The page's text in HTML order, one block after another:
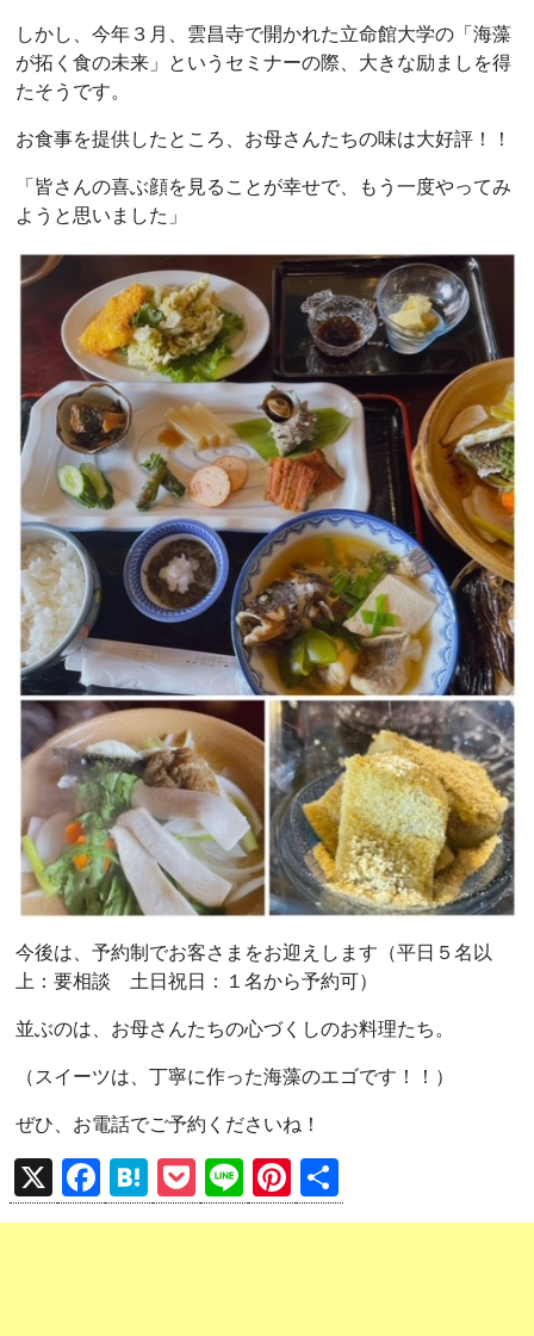
しかし、今年３月、雲昌寺で開かれた立命館大学の「海藻
が拓く食の未来」というセミナーの際、大きな励ましを得
たそうです。
お食事を提供したところ、お母さんたちの味は大好評！！
「皆さんの喜ぶ顔を見ることが幸せで、もう一度やってみ
ようと思いました」
今後は、予約制でお客さまをお迎えします（平日５名以
上：要相談 土日祝日：１名から予約可）
並ぶのは、お母さんたちの心づくしのお料理たち。
（スイーツは、丁寧に作った海藻のエゴです！！）
ぜひ、お電話でご予約くださいね！
X
F
a
H
at
P
o
Li
n
Pi
nt 有